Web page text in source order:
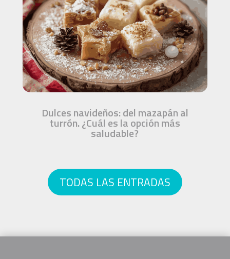
Dulces navideños: del mazapán al
turrón. ¿Cuál es la opción más
saludable?
TODAS LAS ENTRADAS